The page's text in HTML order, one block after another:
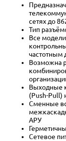
сетях до
Тип
Все
частотным
Возможна
Выходные
(Push-Pull)
Сменные
АРУ
Сетевое